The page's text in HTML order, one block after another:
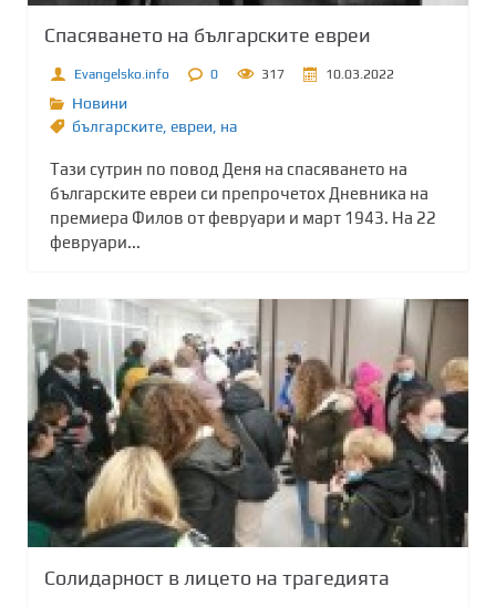
Спасяването на българските евреи
Evangelsko.info 0 317 10.03.2022
Новини
българските, евреи, на
Тази сутрин по повод Деня на спасяването на
българските евреи си препрочетох Дневника на
премиера Филов от февруари и март 1943. На 22
февруари...
Солидарност в лицето на трагедията